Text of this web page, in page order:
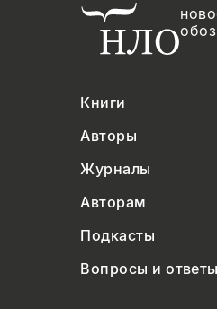
Книги
Авторы
Журналы
Авторам
Подкасты
Вопросы и ответы